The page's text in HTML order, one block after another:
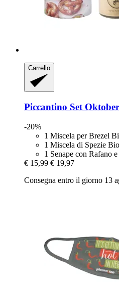
Carrello
Piccantino Set
-20%
1 Miscela per Brezel
1 Miscela di Spezie
1 Senape con Rafano
€ 15,99 € 19,97
Consegna entro il giorno 13